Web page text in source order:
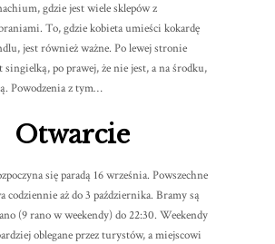
gdzie jest wiele sklepów z
To, gdzie kobieta umieści kokardę
jest również ważne. Po lewej stronie
singielką, po prawej, że nie jest, a na środku,
Powodzenia z tym…
Otwarcie
się paradą 16 września. Powszechne
codziennie aż do 3 października. Bramy są
(9 rano w weekendy) do 22:30. Weekendy
oblegane przez turystów, a miejscowi